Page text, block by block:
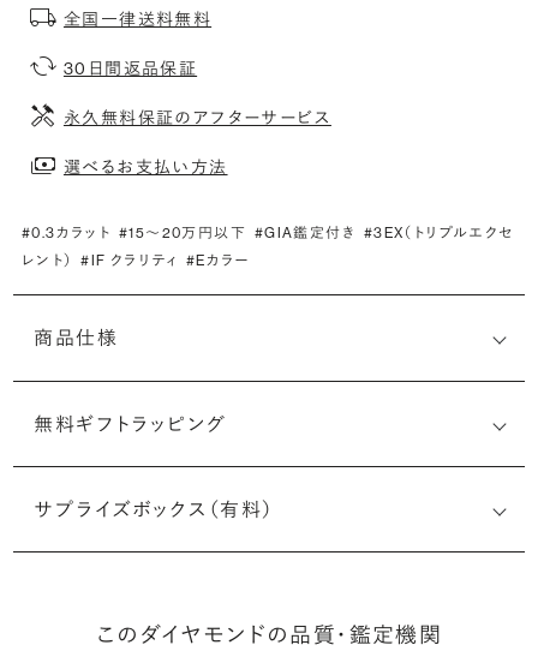
全国一律送料無料
30日間返品保証
永久無料保証のアフターサービス
選べるお支払い方法
#0.3カラット #15〜20万円以下 #GIA鑑定付き #3EX（トリプルエクセ
レント）
#IF クラリティ #Eカラー
商品仕様
無料ギフトラッピング
サプライズボックス（有料）
このダイヤモンドの品質・鑑定機関